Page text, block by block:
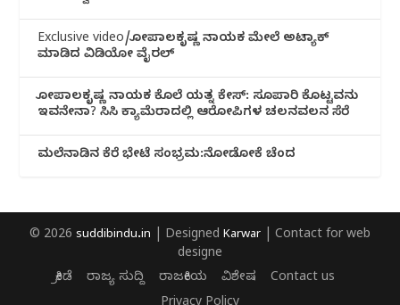
Exclusive video/ಗೋಪಾಲಕೃಷ್ಣ ನಾಯಕ ಮೇಲೆ ಅಟ್ಯಾಕ್
ಮಾಡಿದ ವಿಡಿಯೋ ವೈರಲ್
ಗೋಪಾಲಕೃಷ್ಣ ನಾಯಕ ಕೊಲೆ ಯತ್ನ ಕೇಸ್: ಸೂಪಾರಿ ಕೊಟ್ಟವನು
ಇವನೇನಾ? ಸಿಸಿ ಕ್ಯಾಮೆರಾದಲ್ಲಿ ಆರೋಪಿಗಳ ಚಲನವಲನ ಸೆರೆ
ಮಲೆನಾಡಿ‌ನ ಕೆರೆ ಭೇಟೆ ಸಂಭ್ರಮ:ನೋಡೋಕೆ ಚೆಂದ
© 2026 suddibindu.in | Designed Karwar | Contact for web
designe
ಕ್ರೀಡೆ
ರಾಜ್ಯ ಸುದ್ದಿ ರಾಜಕೀಯ ವಿಶೇಷ
Contact us